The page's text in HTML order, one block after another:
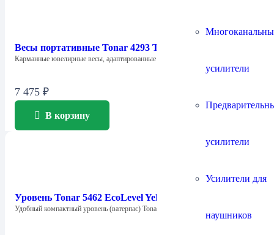
усилители
усилители
Усилители для
наушников
Весы портативные Tonar 4293 Trackurate Yellow
Карманные ювелирные весы, адаптированные под измерение…
7 475 ₽
В корзину
Уровень Tonar 5462 EcoLevel Yellow
Удобный компактный уровень (ватерпас) Tonar 5462…